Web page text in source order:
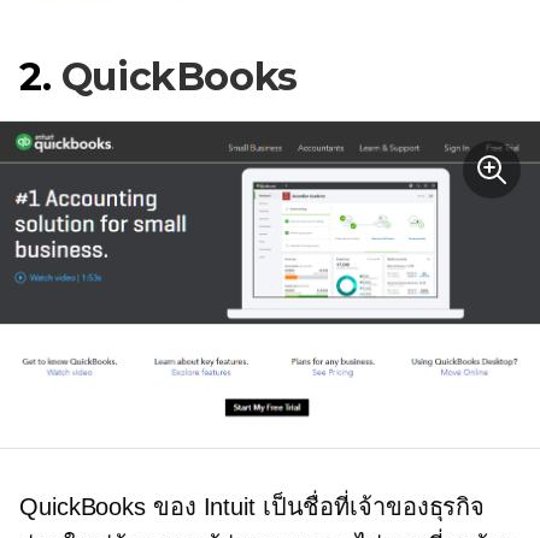
2. QuickBooks
QuickBooks ของ Intuit เป็นชื่อที่เจ้าของธุรกิจ